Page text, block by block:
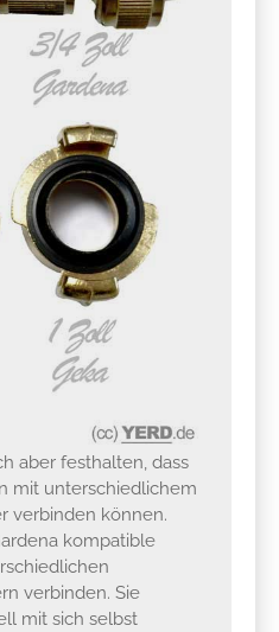
aber festhalten, dass
mit unterschiedlichem
verbinden können.
kompatible
verbinden. Sie
mit sich selbst